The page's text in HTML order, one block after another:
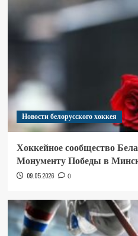
Новости белорусского хоккея
Хоккейное сообщество
Монументу Победы в
09.05.2026 0